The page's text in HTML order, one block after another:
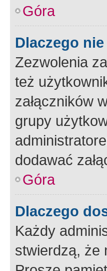
Góra
Dlaczego
Zezwolenia
też
załączników
grupy
dodawać
Góra
Dlaczego
Każdy
stwierdzą, że